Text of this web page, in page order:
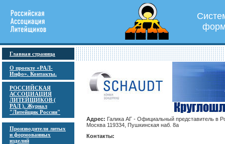
Главная страница
О проекте «РАЛ-
Инфо». Контакты.
РОССИЙСКАЯ
АССОЦИАЦИЯ
ЛИТЕЙЩИКОВ (
РАЛ ). Журнал
"Литейщик России"
Производители литых
и формованных
изделий
Адрес: Галика АГ - Официальный представитель в
Москва 119334, Пушкинская наб. 8а
Контакты: